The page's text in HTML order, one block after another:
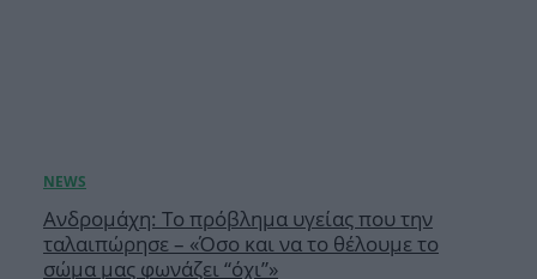
Ανδρομάχη: Το πρόβλημα υγείας που την
ταλαιπώρησε – «Όσο και να το θέλουμε το
σώμα μας φωνάζει “όχι”»